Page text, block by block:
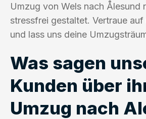
Umzug von Wels nach Ålesund
stressfrei gestaltet. Vertraue auf
und lass uns deine
Was sagen
Kunden über
Umzug nach